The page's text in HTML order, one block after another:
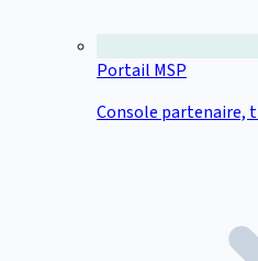
Portail MSP
Console partenaire,